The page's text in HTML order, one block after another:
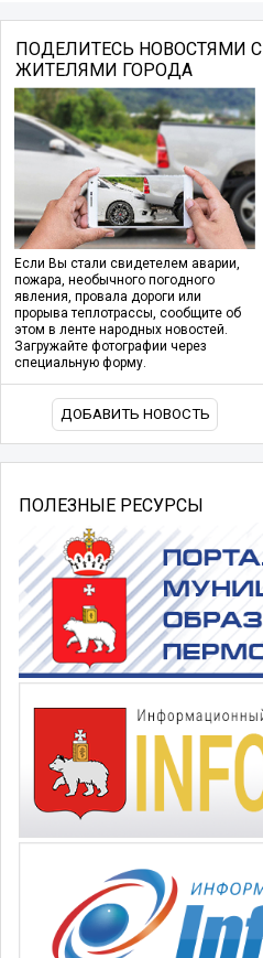
ПОДЕЛИТЕСЬ НОВОСТЯМИ С
ЖИТЕЛЯМИ ГОРОДА
Если Вы стали свидетелем аварии,
пожара, необычного погодного
явления, провала дороги или
прорыва теплотрассы, сообщите об
этом в ленте народных новостей.
Загружайте фотографии через
специальную форму.
ДОБАВИТЬ НОВОСТЬ
ПОЛЕЗНЫЕ РЕСУРСЫ